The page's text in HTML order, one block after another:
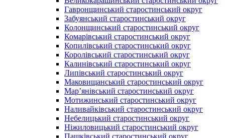
Гавронщинський старостинський округ
Забуянський старостинський округ
Колонщинський старостинський округ
Комарівський старостинський округ
Копилівський старостинський округ
Королівський старостинський округ
Калинівський старостинський округ
Липівський старостинський округ
Маковищанський старостинський округ
Мар’янівський старостинський округ
Мотижинський старостинський округ
Наливайківський старостинський округ
Небелицький старостинський округ
Ніжиловицький старостинський округ
Пашківський старостинський округ